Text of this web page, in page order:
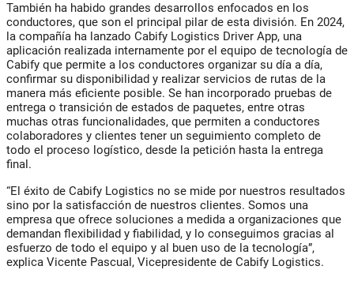
También ha habido grandes desarrollos enfocados en los
conductores, que son el principal pilar de esta división. En 2024,
la compañía ha lanzado Cabify Logistics Driver App, una
aplicación realizada internamente por el equipo de tecnología de
Cabify que permite a los conductores organizar su día a día,
confirmar su disponibilidad y realizar servicios de rutas de la
manera más eficiente posible. Se han incorporado pruebas de
entrega o transición de estados de paquetes, entre otras
muchas otras funcionalidades, que permiten a conductores
colaboradores y clientes tener un seguimiento completo de
todo el proceso logístico, desde la petición hasta la entrega
final.
“El éxito de Cabify Logistics no se mide por nuestros resultados
sino por la satisfacción de nuestros clientes. Somos una
empresa que ofrece soluciones a medida a organizaciones que
demandan flexibilidad y fiabilidad, y lo conseguimos gracias al
esfuerzo de todo el equipo y al buen uso de la tecnología”,
explica Vicente Pascual, Vicepresidente de Cabify Logistics.